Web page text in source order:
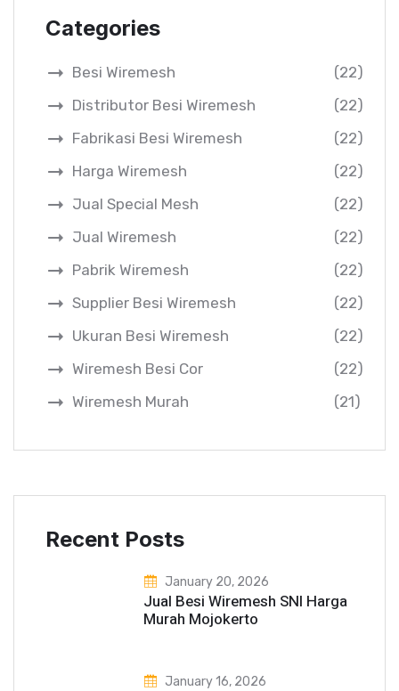
Categories
Besi Wiremesh
(22)
Distributor Besi Wiremesh
(22)
Fabrikasi Besi Wiremesh
(22)
Harga Wiremesh
(22)
Jual Special Mesh
(22)
Jual Wiremesh
(22)
Pabrik Wiremesh
(22)
Supplier Besi Wiremesh
(22)
Ukuran Besi Wiremesh
(22)
Wiremesh Besi Cor
(22)
Wiremesh Murah
(21)
Recent Posts
January 20, 2026
Jual Besi Wiremesh SNI Harga
Murah Mojokerto
January 16, 2026